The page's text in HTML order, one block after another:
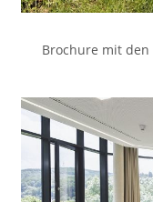
Brochure mit den